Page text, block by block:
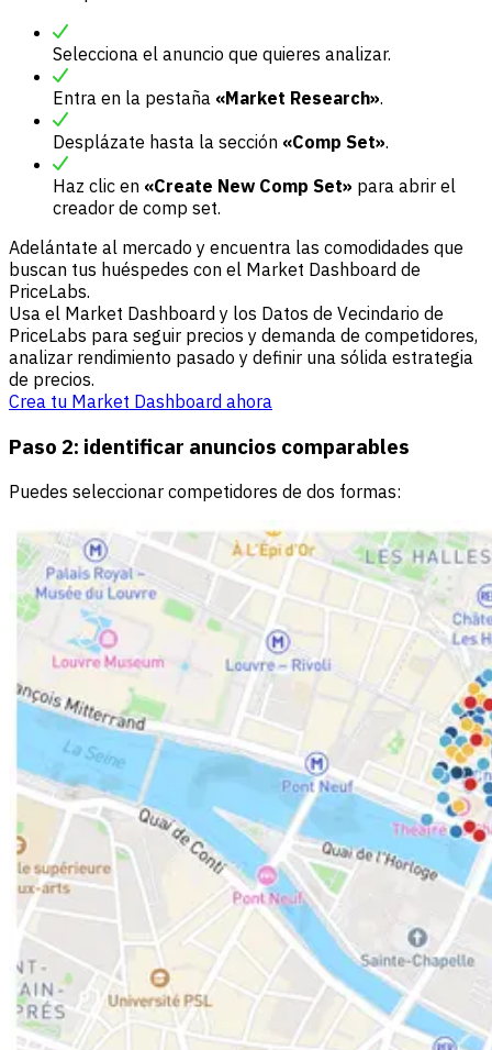
Selecciona el anuncio que quieres analizar.
Entra en la pestaña «Market Research».
Desplázate hasta la sección «Comp Set».
Haz clic en «Create New Comp Set» para abrir el
creador de comp set.
Adelántate al mercado y encuentra las comodidades que
buscan tus huéspedes con el Market Dashboard de
PriceLabs.
Usa el Market Dashboard y los Datos de Vecindario de
PriceLabs para seguir precios y demanda de competidores,
analizar rendimiento pasado y definir una sólida estrategia
de precios.
Crea tu Market Dashboard ahora
Paso 2: identificar anuncios comparables
Puedes seleccionar competidores de dos formas: